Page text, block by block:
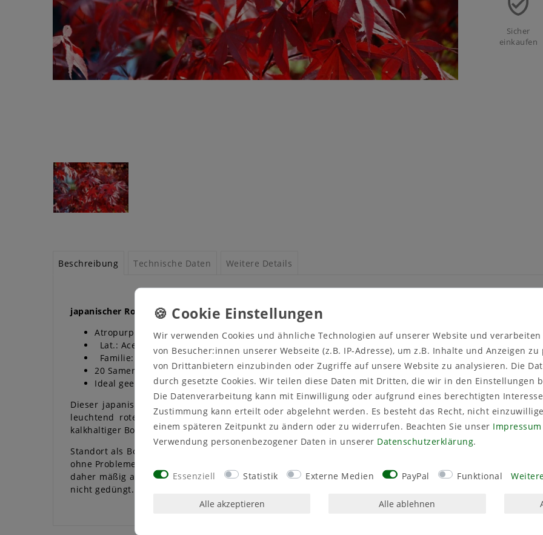
Sicher
einkaufen
Beschreibung Technische Daten Weitere Details
japanischer Roter FächerAhorn winterhart Bonsaitaug. Acer palmatum
Atropurpureum Rotblättriger Fächer-Ahorn
Lat.: Acer palmatum 'Atropurpureum'
Familie: Ahorn (Aceráceae)
20 Samen
Ideal geeignet als Outdoorbonsai.
Dieser japanische Fächerahorn ist ein mittelgroßer, baumartiger Strauch bis Großstrauch. Die Blätter
leuchtend roten Austrieb. Er stellt keine besonderen Ansprüche an den Standort (ideal:
kalkhaltiger Boden)
Standort als Bonsai: Er kann das ganze Jahr über im Freien an einem halbschattigen Platz aufgestellt
ohne Probleme, allerdings sollte er einen Windschutz erhalten, damit die Pflanze nicht austrocknet. Der
daher mäßig aber regelmäßig gegossen werden. Eine leichte Düngung im Abstand von 14 Tagen (bis
nicht gedüngt.
Wir verwenden Cookies und ähnliche Technologien auf unserer Website und
von Besucher:innen unserer Webseite (z.B. IP-Adresse), um z.B. Inhalte und Anzeigen
von Drittanbietern einzubinden oder Zugriffe auf unsere Website zu analysieren. Die
durch gesetzte Cookies. Wir teilen diese Daten mit Dritten, die wir in den Einstellungen
Die Datenverarbeitung kann mit Einwilligung oder aufgrund eines berechtigten
Zustimmung kann erteilt oder abgelehnt werden. Es besteht das Recht, nicht
einem späteren Zeitpunkt zu ändern oder zu widerrufen. Beachten Sie unser Impressum
Verwendung personenbezogener Daten in unserer Daten­schutz­erklärung.
Essenziell Statistik Externe Medien PayPal Funktional
Alle akzeptieren Alle ablehnen